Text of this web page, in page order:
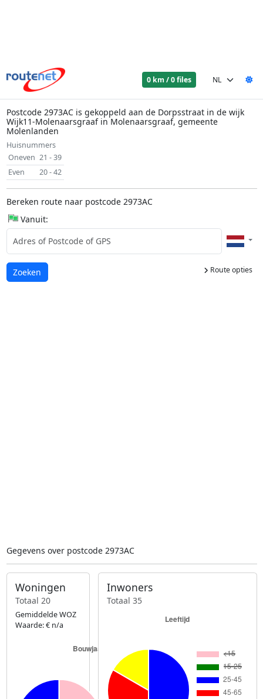
0 km / 0 files
Postcode 2973AC is gekoppeld aan de Dorpsstraat in de wijk
Wijk11-Molenaarsgraaf in Molenaarsgraaf, gemeente
Molenlanden
Huisnummers
Oneven 21 - 39
Even
20 - 42
Bereken route naar postcode 2973AC
Vanuit:
Route opties
Laden...
Zoeken
Gegevens over postcode 2973AC
Woningen
Totaal 20
Gemiddelde WOZ
Waarde: € n/a
Inwoners
Totaal 35